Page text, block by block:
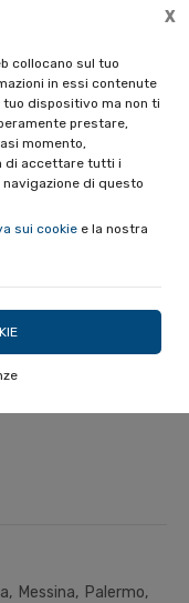
collocano sul tuo
in essi contenute
dispositivo ma non ti
prestare,
momento,
di accettare tutti i
di questo
sui cookie e la nostra
X
Struttura
e direzione dei
Messina, Palermo,